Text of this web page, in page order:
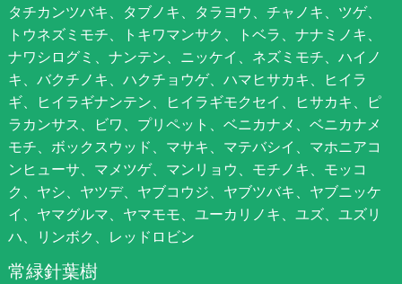
タチカンツバキ、タブノキ、タラヨウ、チャノキ、ツゲ、
トウネズミモチ、トキワマンサク、トベラ、ナナミノキ、
ナワシログミ、ナンテン、ニッケイ、ネズミモチ、ハイノ
キ、バクチノキ、ハクチョウゲ、ハマヒサカキ、ヒイラ
ギ、ヒイラギナンテン、ヒイラギモクセイ、ヒサカキ、ピ
ラカンサス、ビワ、プリペット、ベニカナメ、ベニカナメ
モチ、ボックスウッド、マサキ、マテバシイ、マホニアコ
ンヒューサ、マメツゲ、マンリョウ、モチノキ、モッコ
ク、ヤシ、ヤツデ、ヤブコウジ、ヤブツバキ、ヤブニッケ
イ、ヤマグルマ、ヤマモモ、ユーカリノキ、ユズ、ユズリ
ハ、リンボク、レッドロビン
常緑針葉樹